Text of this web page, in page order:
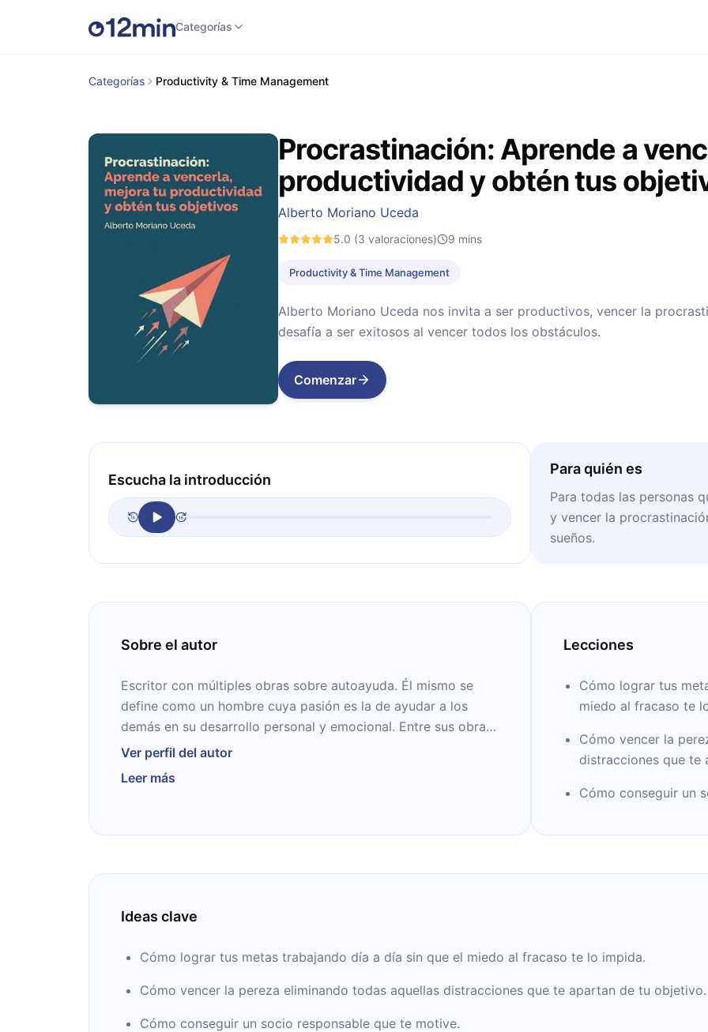
Categorías
Categorías Productivity & Time Management
Procrastinación: Aprende a
productividad y obtén tus
Alberto Moriano Uceda
5.0 (3 valoraciones) 9 mins
Productivity & Time Management
Alberto Moriano Uceda nos invita a ser productivos, vencer la
desafía a ser exitosos al vencer todos los obstáculos.
Comenzar
Escucha la introducción
Para quién es
Para todas las personas
y vencer la
sueños.
Sobre el autor
Escritor con múltiples obras sobre autoayuda. Él mismo se
define como un hombre cuya pasión es la de ayudar a los
demás en su desarrollo personal y emocional. Entre sus obras
están “Mindfulness”, “Cómo ser más productivo” y ”Cómo
y eficaz”.
Ver perfil del autor
Leer más
Lecciones
Cómo lograr tus
miedo al fracaso te
Cómo vencer la
distracciones que te
Cómo conseguir un
Ideas clave
Cómo lograr tus metas trabajando día a día sin que el miedo al fracaso te lo impida.
Cómo vencer la pereza eliminando todas aquellas distracciones que te apartan de tu objetivo.
Cómo conseguir un socio responsable que te motive.